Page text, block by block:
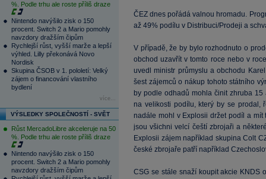
%. Podle trhu ale roste příliš draze
Nintendo navýšilo zisk o 150
procent. Switch 2 a Mario pomohly
navzdory dražším čipům
Rychlejší růst, vyšší marže a lepší
výhled. Lilly překonává Novo
Nordisk
Skupina ČSOB v 1. pololetí: Velký
zájem o financování vlastního
bydlení
více...
VÝSLEDKY SPOLEČNOSTÍ - SVĚT
Růst MercadoLibre akceleruje na 50
%. Podle trhu ale roste příliš draze
Nintendo navýšilo zisk o 150
procent. Switch 2 a Mario pomohly
navzdory dražším čipům
ČEZ dnes pořádá valnou hromadu.
až 49% podílu v Distribuci/Prodeji a
V případě, že by bylo rozhodnuto o
obchod uzavřít v tomto roce nebo v
uvedl ministr průmyslu a obchodu
šest zájemců o nákup tohoto státního
by podle odhadů mohla činit zhruba
na velikosti podílu, který by se prodal,
nadále mohl v Explosii držet podíl a
jsou všichni velcí čeští zbrojaři a
Explosii zájem například skupina Colt
české zbrojaře patří například
CSG se stále snaží koupit akcie KNDS